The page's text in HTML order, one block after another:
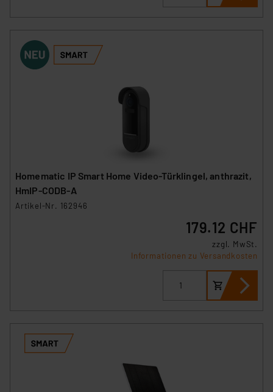
Homematic IP Smart Home Video-Türklingel, anthrazit,
HmIP-CODB-A
Artikel-Nr. 162946
179.12 CHF
zzgl. MwSt.
Informationen zu Versandkosten